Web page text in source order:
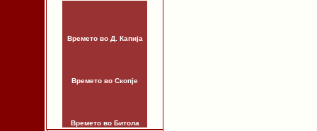
Времето во Д. Капија
Времето во Скопје
Времето во Битола